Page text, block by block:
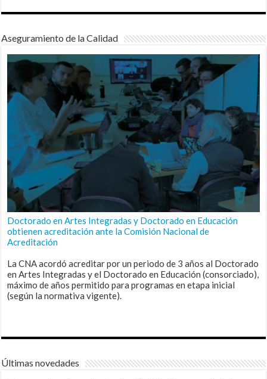
Aseguramiento de la Calidad
Doctorado en Artes Integradas y Doctorado en Educación
obtienen acreditación ante la Comisión Nacional de
Acreditación
La CNA acordó acreditar por un periodo de 3 años al Doctorado
en Artes Integradas y el Doctorado en Educación (consorciado),
máximo de años permitido para programas en etapa inicial
(según la normativa vigente).
Últimas novedades